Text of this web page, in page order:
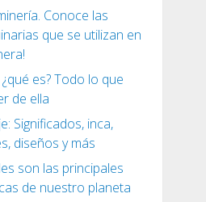
Conoce las
que se utilizan en
es? Todo lo que
de ella
Significados, inca,
diseños y más
son las principales
de nuestro planeta